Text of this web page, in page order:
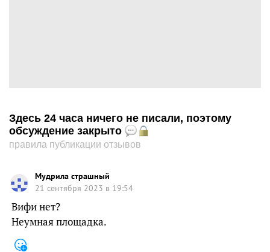
Здесь 24 часа ничего не писали, поэтому
обсуждение закрыто
правила публикации отзывов
Мудрила страшный
21 сентября 2023 в 19:54
Вифи нет?
Неумная площадка.